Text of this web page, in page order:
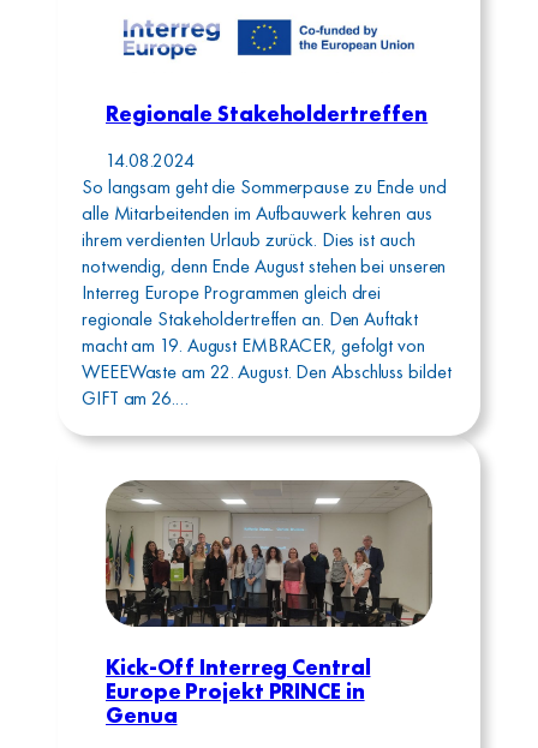
Regionale Stakeholdertreffen
14.08.2024
So langsam geht die Sommerpause zu Ende und
alle Mitarbeitenden im Aufbauwerk kehren aus
ihrem verdienten Urlaub zurück. Dies ist auch
notwendig, denn Ende August stehen bei unseren
Interreg Europe Programmen gleich drei
regionale Stakeholdertreffen an. Den Auftakt
macht am 19. August EMBRACER, gefolgt von
WEEEWaste am 22. August. Den Abschluss bildet
GIFT am 26.…
Kick-Off Interreg Central
Europe Projekt PRINCE in
Genua